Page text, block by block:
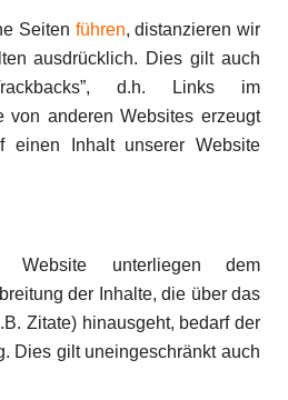
Seiten führen, distanzieren wir
ausdrücklich. Dies gilt auch
d.h. Links im
von anderen Websites erzeugt
einen Inhalt unserer Website
unterliegen dem
der Inhalte, die über das
Zitate) hinausgeht, bedarf der
Dies gilt uneingeschränkt auch